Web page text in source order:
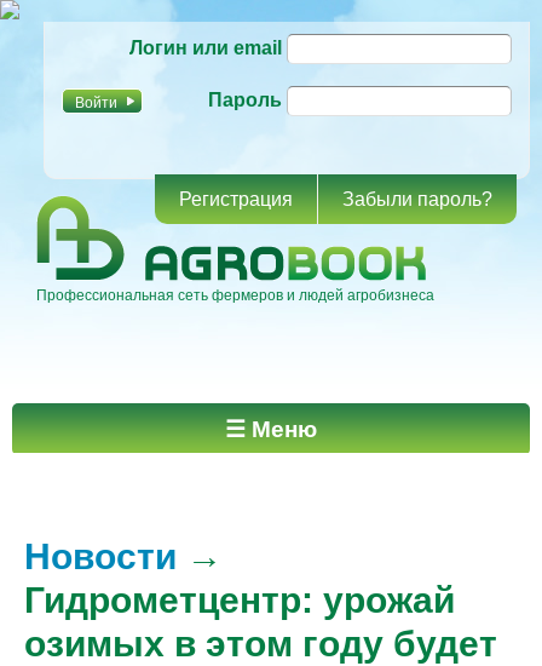
основному
Логин или email
Пароль
Регистрация Забыли пароль?
Профессиональная сеть фермеров и людей агробизнеса
Главное меню ☰ Меню
Новости →
Гидрометцентр: урожай
озимых в этом году будет